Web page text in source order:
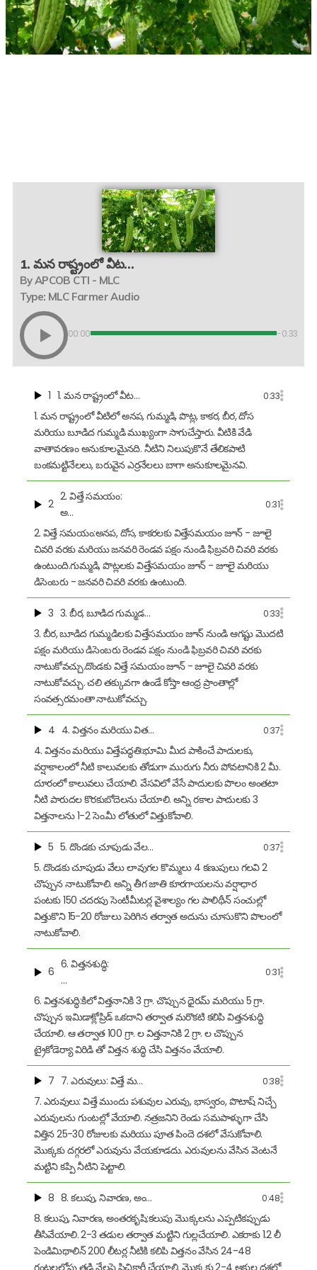
1. మన రాష్ట్రంలో వీట…
By APCOB CTI - MLC
Type: MLC Farmer Audio
00:00 -0:33
1 1. మన రాష్ట్రంలో వీట… 0:33
1. మన రాష్ట్రంలో వీటిలో అనప, గుమ్మడి, పొట్ల, కాకర, బీర, దోస
మరియు బూడిద గుమ్మడి ముఖ్యంగా సాగుచేస్తారు. వీటికి వేడి
వాతావరణం అనుకూలమైనది. నీటిని నిలుపుకొనే తేలికపాటి
బంకమట్టినేలలు, బరువైన ఎర్రనేలలు బాగా అనుకూలమైనవి.
2
2. విత్తే సమయం:
అ…
0:31
2. విత్తే సమయం:అనప, దోస, కాకరలకు విత్తేసమయం జూన్ - జూలై
చివరి వరకు మరియు జనవరి రెండవ పక్షం నుండి ఫిబ్రవరి చివరి వరకు
ఉంటుంది.గుమ్మడి, పొట్లలకు విత్తేసమయం జూన్ - జూలై మరియు
డిసెంబరు - జనవరి చివరి వరకు ఉంటుంది.
3 3. బీర, బూడిద గుమ్మడ… 0:33
3. బీర, బూడిద గుమ్మడిలకు విత్తేసమయం జూన్ నుండి ఆగష్టు మొదటి
పక్షం మరియు డిసెంబరు రెండవ పక్షం నుండి ఫిబ్రవరి చివరి వరకు
నాటుకోవచ్చు.దొండకు విత్తే సమయం జూన్ - జూలై చివరి వరకు
నాటుకోవచ్చు. చలి తక్కువగా ఉండే కోస్తా ఆంధ్ర ప్రాంతాల్లో
సంవత్సరమంతా నాటుకోవచ్చు.
4 4. విత్తనం మరియు విత… 0:37
4. విత్తనం మరియు విత్తేపద్ధతి:భూమి మీద పాకించే పాదులకు,
వర్షాకాలంలో నీటి కాలువలకు తోడుగా మురుగు నీరు పోవటానికి 2 మీ.
దూరంలో కాలువలు చేయాలి. వేసవిలో వేసే పాదులకు పొలం అంతటా
నీటి పారుదల కొరకుబోదెలను చేయాలి. అన్ని రకాల పాదులకు 3
విత్తనాలను 1-2 సెం.మీ లోతులో విత్తుకోవాలి.
5 5. దొండకు చూపుడు వేల… 0:37
5. దొండకు చూపుడు వేలు లావుగల కొమ్మలు 4 కణుపులు గలవి 2
చొప్పున నాటుకోవాలి. అన్ని తీగ జాతి కూరగాయలను వర్షాధార
పంటకు 150 చదరపు సెంటీమీటర్ల వైశాల్యం గల పాలిథీన్ సంచుల్లో
విత్తుకొని 15-20 రోజులు పెరిగిన తర్వాత అదును చూసుకొని పొలంలో
నాటుకోవాలి.
6
6. విత్తనశుద్ధి:
…
0:31
6. విత్తనశుద్ధి:కిలో విత్తనానికి 3 గ్రా. చొప్పున ధైరమ్ మరియు 5 గ్రా.
చొప్పున ఇమిడాక్లోప్రిడ్ ఒకదాని తర్వాత మరొకటి కలిపి విత్తనశుద్ధి
చేయాలి. ఆ తర్వాత 100 గ్రా. ల విత్తనానికి 2 గ్రా. ల చొప్పున
ట్రైకోడెర్యా విరిడి తో విత్తన శుద్ధి చేసి విత్తనం వేయాలి.
7 7. ఎరువులు: విత్తే మ… 0:38
7. ఎరువులు: విత్తే ముందు పశువుల ఎరువు, భాస్వరం, పొటాష్ నిచ్చే
ఎరువులను గుంటల్లో వేయాలి. నత్రజనిని రెండు సమపాళ్ళుగా చేసి
విత్తిన 25-30 రోజులకు మరియు పూత పిందె దశలో వేసుకోవాలి.
మొక్కకు దగ్గరలో ఎరువును వేయకూడదు. ఎరువులను వేసిన వెంటనే
మట్టిని కప్పి నీటిని పెట్టాలి.
8 8. కలుపు, నివారణ, అం… 0:48
8. కలుపు, నివారణ, అంతరకృషి:కలుపు మొక్కలను ఎప్పటికప్పుడు
తీసివేయాలి. 2-3 తడుల తర్వాత మట్టిని గుల్లచేయాలి. ఎకరాకు 1.2 లీ
పెండిమిథాలిన్ 200 లీటర్ల నీటికి కలిపి విత్తనం వేసిన 24-48
గంటలలోపు తడి నేలపై పిచికారీ చేయాలి. మొక్కకు 2-4 ఆకుల దశలో